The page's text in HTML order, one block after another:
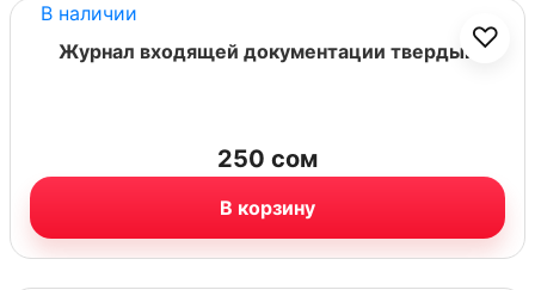
В наличии
♡
Журнал входящей документации твердый
250 сом
В корзину